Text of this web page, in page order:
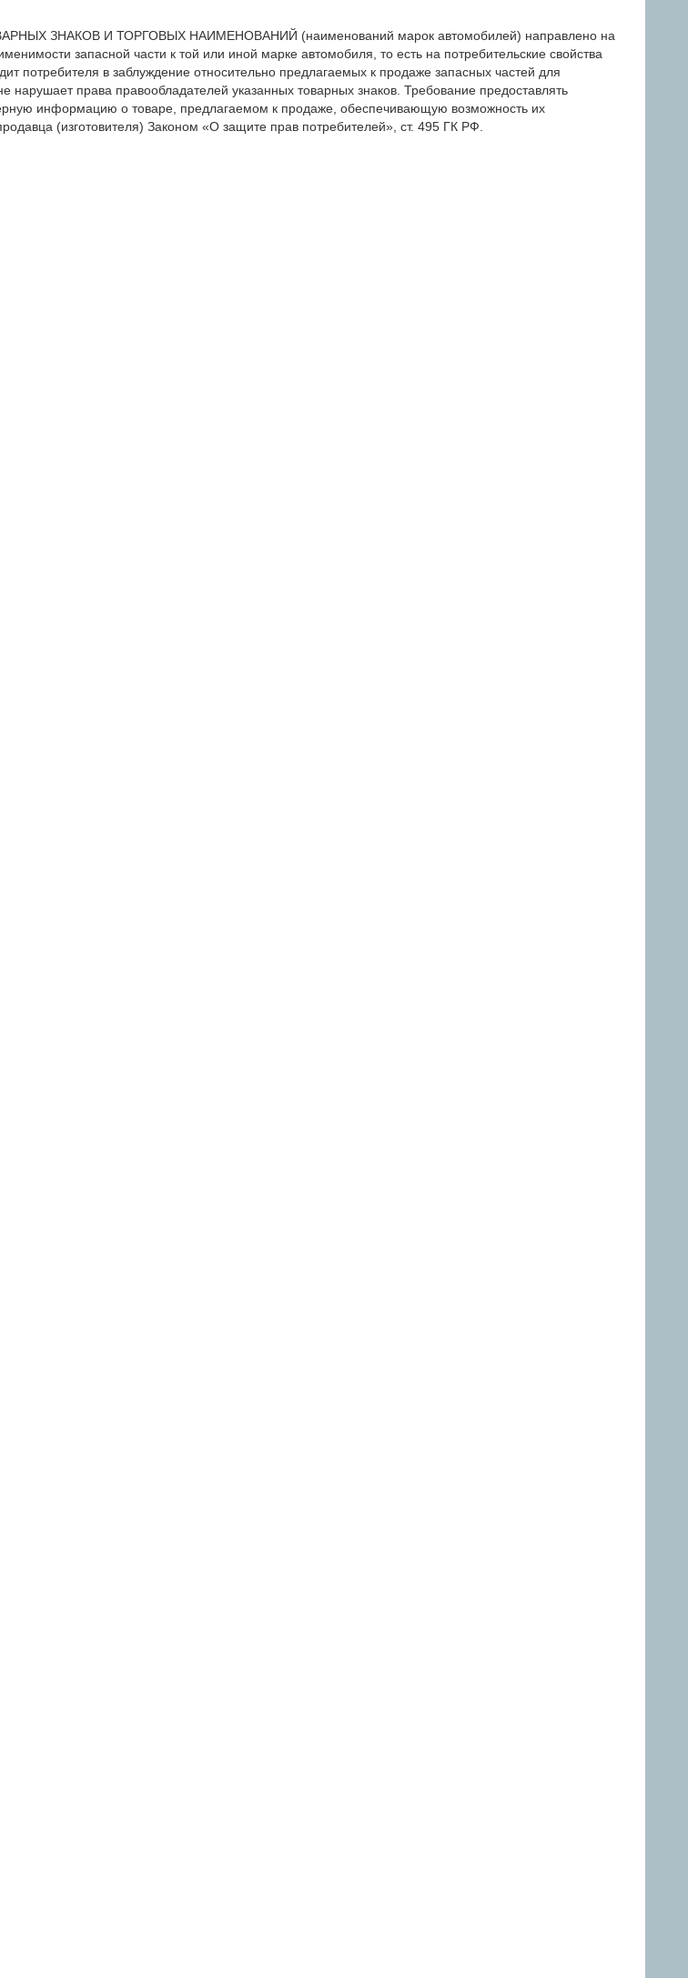
ЗНАКОВ И ТОРГОВЫХ НАИМЕНОВАНИЙ (наименований марок автомобилей) направлено на
запасной части к той или иной марке автомобиля, то есть на потребительские свойства
потребителя в заблуждение относительно предлагаемых к продаже запасных частей для
нарушает права правообладателей указанных товарных знаков. Требование предоставлять
информацию о товаре, предлагаемом к продаже, обеспечивающую возможность их
(изготовителя) Законом «О защите прав потребителей», ст. 495 ГК РФ.